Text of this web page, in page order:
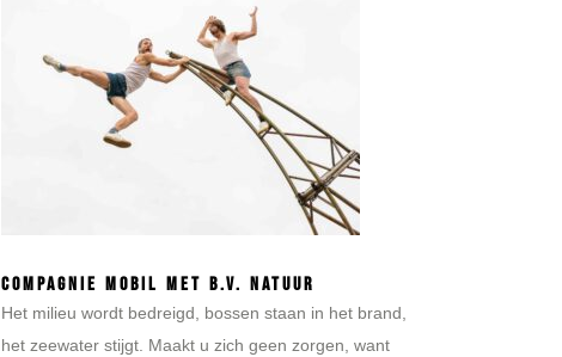
Compagnie Mobil met B.V. Natuur
Het milieu wordt bedreigd, bossen staan in het brand,
het zeewater stijgt. Maakt u zich geen zorgen, want